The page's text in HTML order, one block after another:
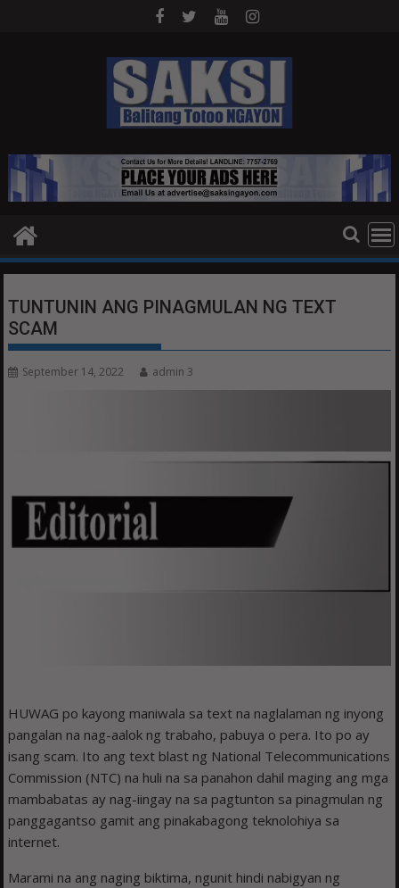
TUNTUNIN ANG PINAGMULAN NG TEXT
SCAM
September 14, 2022 admin 3
HUWAG po kayong maniwala sa text na naglalaman ng inyong
pangalan na nag-aalok ng trabaho, pabuya o pera. Ito po ay
isang scam. Ito ang text blast ng National Telecommunications
Commission (NTC) na huli na sa panahon dahil maging ang mga
mambabatas ay nag-iingay na sa pagtunton sa pinagmulan ng
­panggagantso gamit ang pinakabagong teknolohiya sa
internet.
Marami na ang naging biktima, ngunit hindi nabigyan ng